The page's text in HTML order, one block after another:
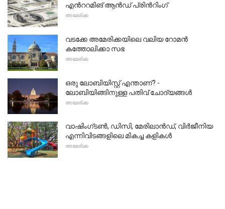
എൻററമിങ് ആൻഡ് പ്രിൻറിംഗ്
അമേരിക്ക
വടക്കേ അമേരിക്കയിലെ വലിയ റോമൻ
കത്തോലിക്കാ സഭ
അമേരിക്ക
ഒരു ലോബിയിസ്റ്റ് എന്താണ്? -
ലോബിയിങ്ങിനുള്ള പതിവ് ചോദ്യങ്ങൾ
അമേരിക്ക
വാഷിംഗ്ടൺ, ഡിസി, മേരിലാൻഡ്, വിർജീനിയ
എന്നിവിടങ്ങളിലെ മികച്ച കളികൾ
അമേരിക്ക